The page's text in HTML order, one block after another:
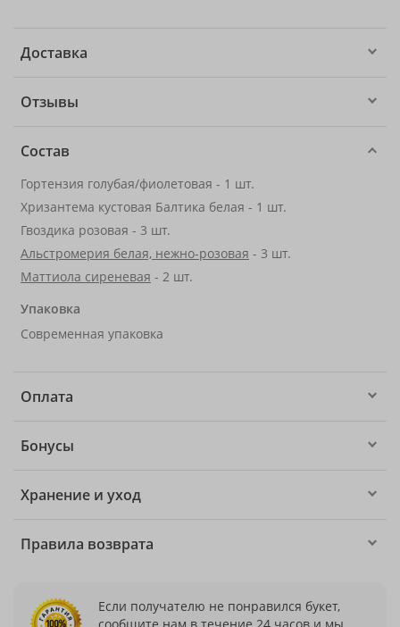
Доставка
Отзывы
Состав
Гортензия голубая/фиолетовая - 1 шт.
Хризантема кустовая Балтика белая - 1 шт.
Гвоздика розовая - 3 шт.
Альстромерия белая, нежно-розовая - 3 шт.
Маттиола сиреневая - 2 шт.
Упаковка
Современная упаковка
Оплата
Бонусы
Хранение и уход
Правила возврата
Если получателю не понравился букет,
сообщите нам в течение 24 часов и мы